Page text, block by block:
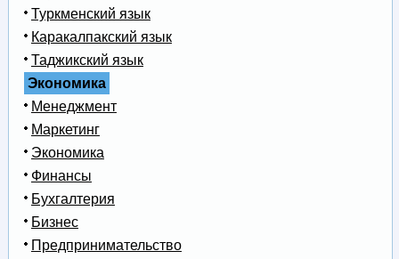
Туркменский язык
Каракалпакский язык
Таджикский язык
Экономика
Менеджмент
Маркетинг
Экономика
Финансы
Бухгалтерия
Бизнес
Предпринимательство